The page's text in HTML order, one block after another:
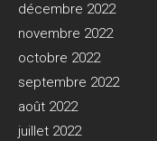
décembre 2022
novembre 2022
octobre 2022
septembre 2022
août 2022
juillet 2022